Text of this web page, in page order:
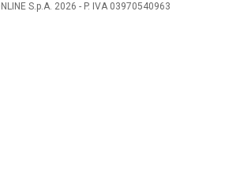
S.p.A. 2026 - P. IVA 03970540963